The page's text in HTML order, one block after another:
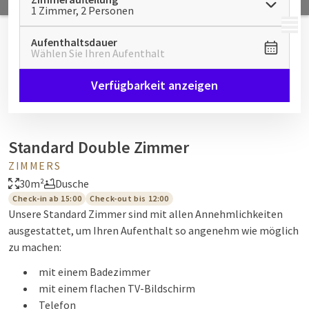
MENÜ
1 Zimmer, 2 Personen
Aufenthaltsdauer
Wählen Sie Ihren Aufenthalt
Verfügbarkeit anzeigen
Standard Double Zimmer
ZIMMERS
30m²
Dusche
Check-in ab 15:00 Check-out bis 12:00
Unsere Standard Zimmer sind mit allen Annehmlichkeiten
ausgestattet, um Ihren Aufenthalt so angenehm wie möglich
zu machen:
mit einem Badezimmer
mit einem flachen TV-Bildschirm
Telefon